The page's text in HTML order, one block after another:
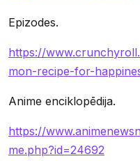
Epizodes.
https://
mon-recipe-for-
Anime enciklopēdija.
https://
me.php?id=24692